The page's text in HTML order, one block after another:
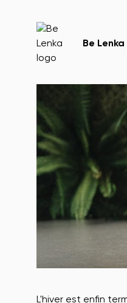
Be Lenka
L'hiver est enfin